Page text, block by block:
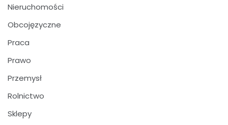
Nieruchomości
Obcojęzyczne
Praca
Prawo
Przemysł
Rolnictwo
Sklepy